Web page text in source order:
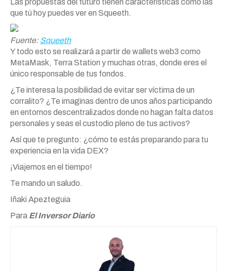
Las propuestas del futuro tienen características como las
que tú hoy puedes ver en Squeeth.
Fuente: Squeeth
Y todo esto se realizará a partir de wallets web3 como
MetaMask, Terra Station y muchas otras, donde eres el
único responsable de tus fondos.
¿Te interesa la posibilidad de evitar ser víctima de un
corralito? ¿Te imaginas dentro de unos años participando
en entornos descentralizados donde no hagan falta datos
personales y seas el custodio pleno de tus activos?
Así que te pregunto: ¿cómo te estás preparando para tu
experiencia en la vida DEX?
¡Viajemos en el tiempo!
Te mando un saludo.
Iñaki Apezteguia
Para El Inversor Diario